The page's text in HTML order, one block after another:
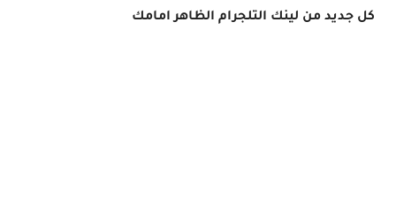
كل جديد من لينك التلجرام الظاهر امامك